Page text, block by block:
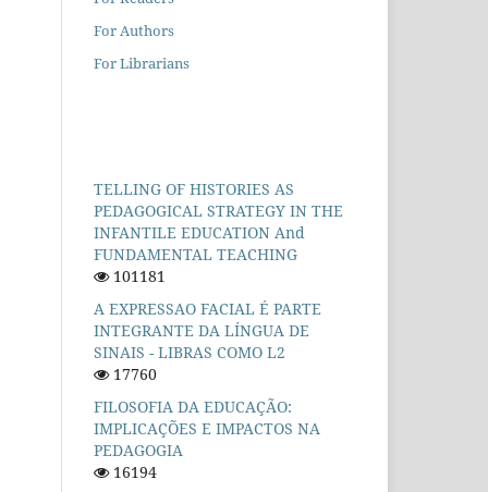
For Authors
For Librarians
TELLING OF HISTORIES AS
PEDAGOGICAL STRATEGY IN THE
INFANTILE EDUCATION And
FUNDAMENTAL TEACHING
101181
A EXPRESSAO FACIAL É PARTE
INTEGRANTE DA LÍNGUA DE
SINAIS - LIBRAS COMO L2
17760
FILOSOFIA DA EDUCAÇÃO:
IMPLICAÇÕES E IMPACTOS NA
PEDAGOGIA
16194